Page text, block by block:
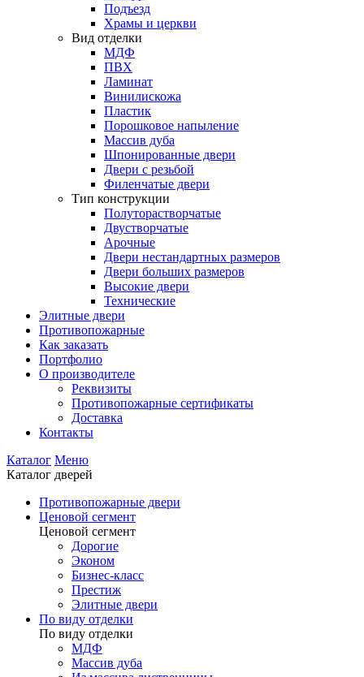
Подъезд
Храмы и церкви
Вид отделки
МДФ
ПВХ
Ламинат
Винилискожа
Пластик
Порошковое напыление
Массив дуба
Шпонированные двери
Двери с резьбой
Филенчатые двери
Тип конструкции
Полуторастворчатые
Двустворчатые
Арочные
Двери нестандартных размеров
Двери больших размеров
Высокие двери
Технические
Элитные двери
Противопожарные
Как заказать
Портфолио
О производителе
Реквизиты
Противопожарные сертификаты
Доставка
Контакты
Каталог Меню
Каталог дверей
Противопожарные двери
Ценовой сегмент
Ценовой сегмент
Дорогие
Эконом
Бизнес-класс
Престиж
Элитные двери
По виду отделки
По виду отделки
МДФ
Массив дуба